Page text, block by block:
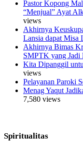
Pastor Kopong
“Menjual” Ayat
views
Akhirnya
Lansia dapat Misa
Akhirnya Bimas
SMPTK yang Jadi
Kita Dipanggil
views
Pelayanan Paroki
Menag Yaqut
7,580 views
Spiritualitas